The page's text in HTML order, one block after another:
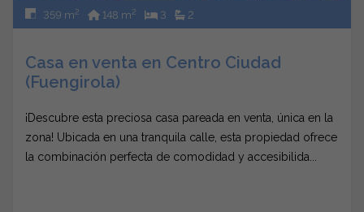
359 m2 148 m2 3 2
Casa en venta en Centro Ciudad
(Fuengirola)
¡Descubre esta preciosa casa pareada en venta, única en la
zona! Ubicada en una tranquila calle, esta propiedad ofrece
la combinación perfecta de comodidad y accesibilida...